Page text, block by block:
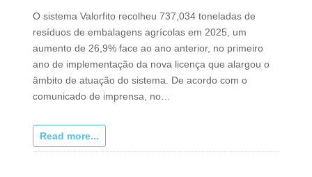
O sistema Valorfito recolheu 737,034 toneladas de
resíduos de embalagens agrícolas em 2025, um
aumento de 26,9% face ao ano anterior, no primeiro
ano de implementação da nova licença que alargou o
âmbito de atuação do sistema. De acordo com o
comunicado de imprensa, no…
Read more...